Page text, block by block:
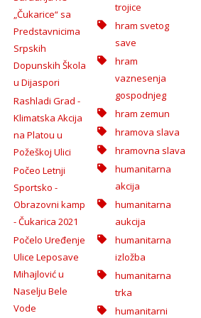
„Čukarice“ sa
Predstavnicima
Srpskih
Dopunskih Škola
u Dijaspori
Rashladi Grad -
Klimatska Akcija
na Platou u
Požeškoj Ulici
Počeo Letnji
Sportsko -
Obrazovni kamp
- Čukarica 2021
Počelo Uređenje
Ulice Leposave
Mihajlović u
Naselju Bele
Vode
trojice
hram svetog
save
hram
vaznesenja
gospodnjeg
hram zemun
hramova slava
hramovna slava
humanitarna
akcija
humanitarna
aukcija
humanitarna
izložba
humanitarna
trka
humanitarni